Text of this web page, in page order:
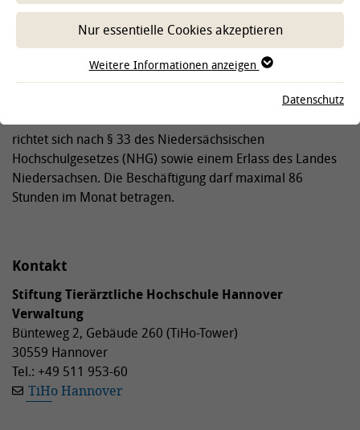
-- Unterbereich wählen --
Studentische und wissenschaftliche Hilfskräfte unterstützen
das hauptberuflich tätige wissenschaftliche Personal in
Forschung und Lehre. Ihre Beschäftigung erfolgt in
richtet sich nach § 33 des Niedersächsischen
Hochschulgesetzes (NHG) sowie einem Erlass des Landes
Niedersachsen. Die Beschäftigung darf maximal 86
Stunden im Monat betragen.
Kontakt
Stiftung Tierärztliche Hochschule Hannover
Verwaltung
Bünteweg 2, Gebäude 260 (TiHo-Tower)
30559 Hannover
Tel.: +49 511 953-60
TiHo Hannover
Nur essentielle Cookies akzeptieren
Weitere Informationen anzeigen
Datenschutz